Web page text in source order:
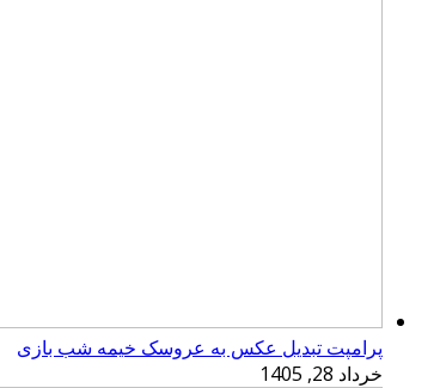
پرامپت تبدیل عکس به عروسک خیمه شب بازی
خرداد 28, 1405